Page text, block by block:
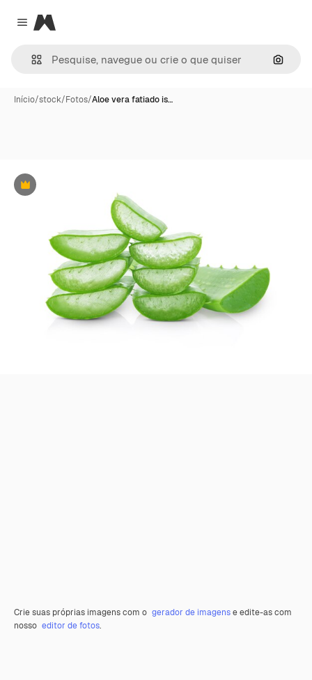
Close menu
Magnific
Início/stock/Fotos/Aloe vera fatiado is…
Premium
Crie suas próprias imagens com o gerador de imagense edite-as com
nosso editor de fotos.